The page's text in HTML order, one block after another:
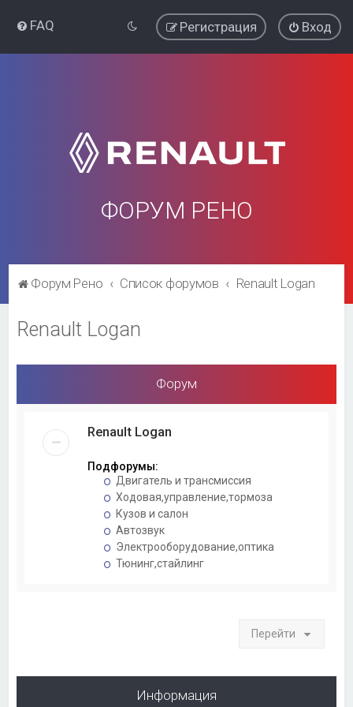
FAQ Вход
Регистрация
ФОРУМ РЕНО
Форум Рено Список форумов Renault Logan
Renault Logan
Форум
Renault Logan
Подфорумы:
Двигатель и трансмиссия
Ходовая,управление,тормоза
Кузов и салон
Автозвук
Электрооборудование,оптика
Тюнинг,стайлинг
Перейти
Информация